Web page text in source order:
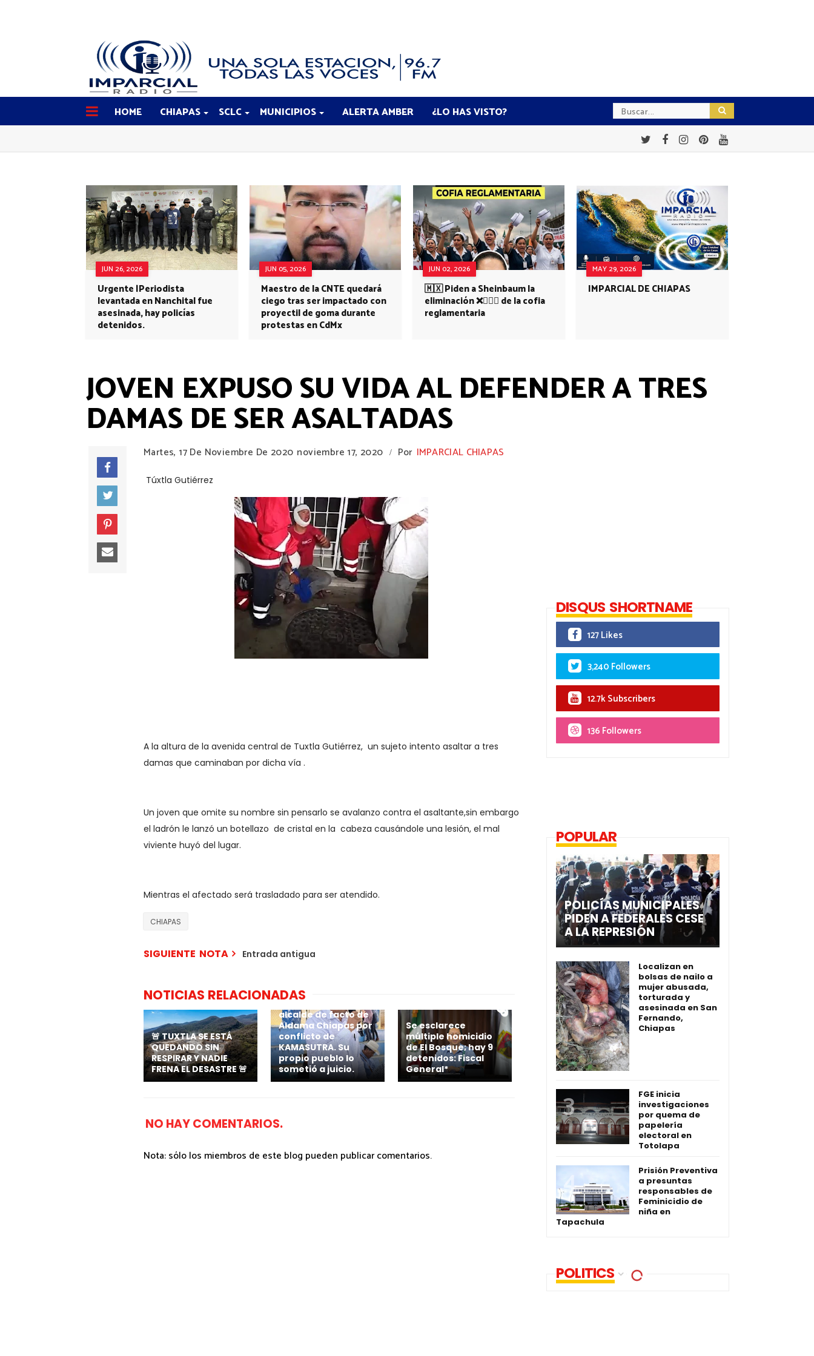
HOME CHIAPAS SCLC MUNICIPIOS ALERTA AMBER ¿LO HAS VISTO?
JUN 26, 2026
Urgente |Periodista
levantada en Nanchital fue
asesinada, hay policías
detenidos.
JUN 05, 2026
Maestro de la CNTE quedará
ciego tras ser impactado con
proyectil de goma durante
protestas en CdMx
JUN 02, 2026
🇲🇽 Piden a Sheinbaum la
eliminación ❌👩🏻‍⚕️ de la cofia
reglamentaria
MAY 29, 2026
IMPARCIAL DE CHIAPAS
JOVEN EXPUSO SU VIDA AL DEFENDER A TRES
DAMAS DE SER ASALTADAS
Martes, 17 De Noviembre De 2020 noviembre 17, 2020 / Por IMPARCIAL CHIAPAS
Túxtla Gutiérrez
A la altura de la avenida central de Tuxtla Gutiérrez, un sujeto intento asaltar a tres
damas que caminaban por dicha vía .
Un joven que omite su nombre sin pensarlo se avalanzo contra el asaltante,sin embargo
el ladrón le lanzó un botellazo de cristal en la cabeza causándole una lesión, el mal
viviente huyó del lugar.
Mientras el afectado será trasladado para ser atendido.
CHIAPAS
SIGUIENTE NOTA Entrada antigua
NOTICIAS RELACIONADAS
🚨 TUXTLA SE ESTÁ
QUEDANDO SIN
RESPIRAR Y NADIE
FRENA EL DESASTRE 🚨
Por calenturiento 4
alcalde de facto de
Aldama Chiapas por
conflicto de
KAMASUTRA. Su
propio pueblo lo
sometió a juicio.
Se esclarece
múltiple homicidio
de El Bosque; hay 9
detenidos: Fiscal
General*
NO HAY COMENTARIOS.
Nota: sólo los miembros de este blog pueden publicar comentarios.
DISQUS SHORTNAME
127 Likes
3,240 Followers
12.7k Subscribers
136 Followers
POPULAR
POLICÍAS MUNICIPALES
PIDEN A FEDERALES CESE
A LA REPRESIÓN
Localizan en
bolsas de nailo a
mujer abusada,
torturada y
asesinada en San
Fernando,
Chiapas
FGE inicia
investigaciones
por quema de
papelería
electoral en
Totolapa
Prisión Preventiva
a presuntas
responsables de
Feminicidio de
niña en
Tapachula
POLITICS